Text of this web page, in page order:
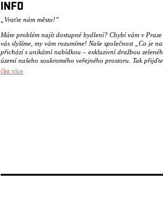
INFO
„Vraťte nám město!”
Máte problém najít dostupné bydlení? Chybí vám v Praze
vás slyšíme, my vám rozumíme! Naše společnost „Co je
přichází s unikátní nabídkou – exkluzivní dražbou
území našeho soukromého veřejného prostoru. Tak
Ulice zaplnil smog. Ve městě přibývá aut. Stromy mizí a
chodníky nebo veřejné toalety, se snadno proměňují v
číst více